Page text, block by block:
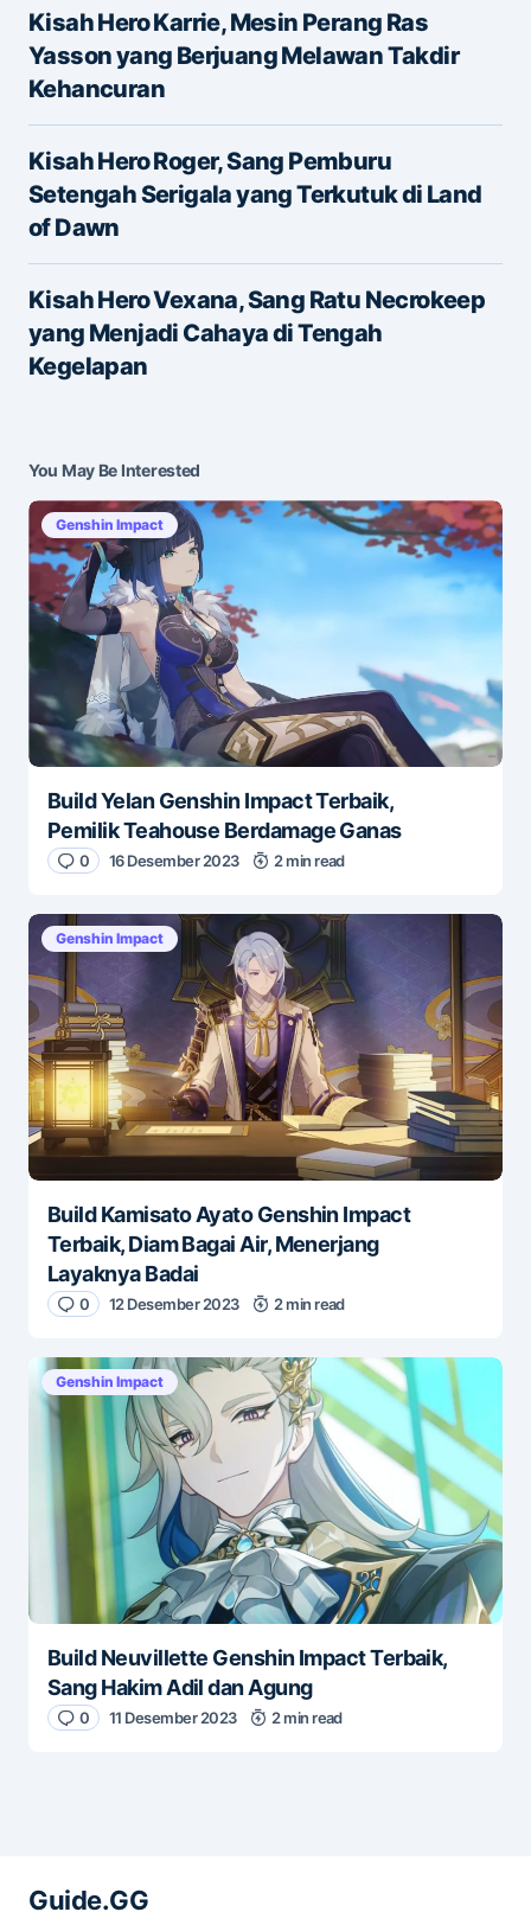
E-mail
Save my name and e-mail in this browser for the
next time I comment.
Kisah Hero Karrie, Mesin Perang Ras
Yasson yang Berjuang Melawan Takdir
Kehancuran
Kisah Hero Roger, Sang Pemburu
Setengah Serigala yang Terkutuk di Land
of Dawn
Kisah Hero Vexana, Sang Ratu Necrokeep
yang Menjadi Cahaya di Tengah
Kegelapan
You May Be Interested
Genshin Impact
Build Yelan Genshin Impact Terbaik,
Pemilik Teahouse Berdamage Ganas
0 16 Desember 2023 2 min read
Genshin Impact
Build Kamisato Ayato Genshin Impact
Terbaik, Diam Bagai Air, Menerjang
Layaknya Badai
0 12 Desember 2023 2 min read
Genshin Impact
Build Neuvillette Genshin Impact Terbaik,
Sang Hakim Adil dan Agung
0 11 Desember 2023 2 min read
Guide.GG